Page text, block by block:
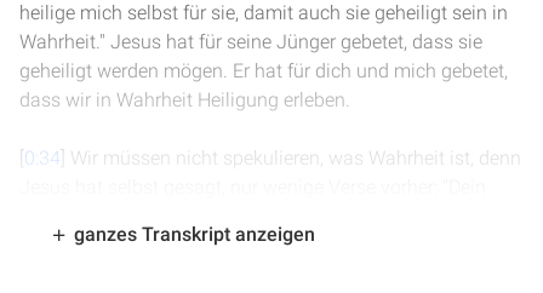
heilige mich selbst für sie, damit auch sie geheiligt sein in
Wahrheit." Jesus hat für seine Jünger gebetet, dass sie
geheiligt werden mögen. Er hat für dich und mich gebetet,
dass wir in Wahrheit Heiligung erleben.
[0:34] Wir müssen nicht spekulieren, was Wahrheit ist, denn
Gottes, das Hilfsmittel ist, damit wir echte Heiligung
ganzes Transkript anzeigen